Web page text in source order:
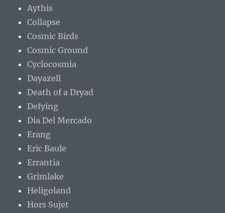
Aythis
Collapse
Cosmic Birds
Cosmic Ground
Cyclocosmia
Dayazell
Death of a Dryad
Defying
Dia Del Mercado
Erang
Eric Baule
Errantia
Grimlake
Heligoland
Hors Sujet